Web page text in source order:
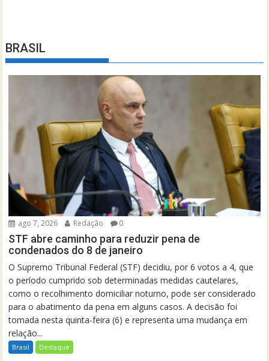
BRASIL
ago 7, 2026 Redação 0
STF abre caminho para reduzir pena de
condenados do 8 de janeiro
O Supremo Tribunal Federal (STF) decidiu, por 6 votos a 4, que
o período cumprido sob determinadas medidas cautelares,
como o recolhimento domiciliar noturno, pode ser considerado
para o abatimento da pena em alguns casos. A decisão foi
tomada nesta quinta-feira (6) e representa uma mudança em
relação...
Brasil Destaque